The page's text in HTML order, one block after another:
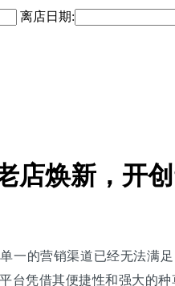
离店日期:
店焕新，开
一的营销渠道已经无法满
台凭借其便捷性和强大的